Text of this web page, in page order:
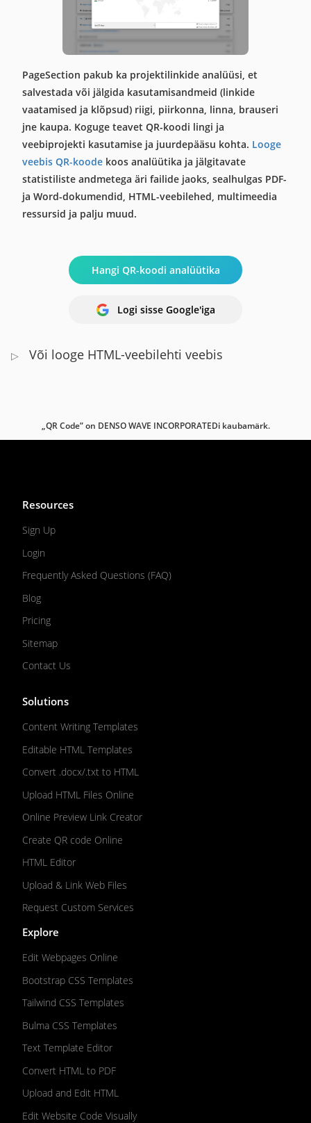
PageSection pakub ka projektilinkide analüüsi, et
salvestada või jälgida kasutamisandmeid (linkide
vaatamised ja klõpsud) riigi, piirkonna, linna, brauseri
jne kaupa. Koguge teavet QR-koodi lingi ja
veebiprojekti kasutamise ja juurdepääsu kohta. Looge
veebis QR-koode koos analüütika ja jälgitavate
statistiliste andmetega äri failide jaoks, sealhulgas PDF-
ja Word-dokumendid, HTML-veebilehed, multimeedia
ressursid ja palju muud.
Hangi QR-koodi analüütika
Logi sisse Google'iga
▷ Või looge HTML-veebilehti veebis
„QR Code” on DENSO WAVE INCORPORATEDi kaubamärk.
Resources
Sign Up
Login
Frequently Asked Questions (FAQ)
Blog
Pricing
Sitemap
Contact Us
Solutions
Content Writing Templates
Editable HTML Templates
Convert .docx/.txt to HTML
Upload HTML Files Online
Online Preview Link Creator
Create QR code Online
HTML Editor
Upload & Link Web Files
Request Custom Services
Explore
Edit Webpages Online
Bootstrap CSS Templates
Tailwind CSS Templates
Bulma CSS Templates
Text Template Editor
Convert HTML to PDF
Upload and Edit HTML
Edit Website Code Visually